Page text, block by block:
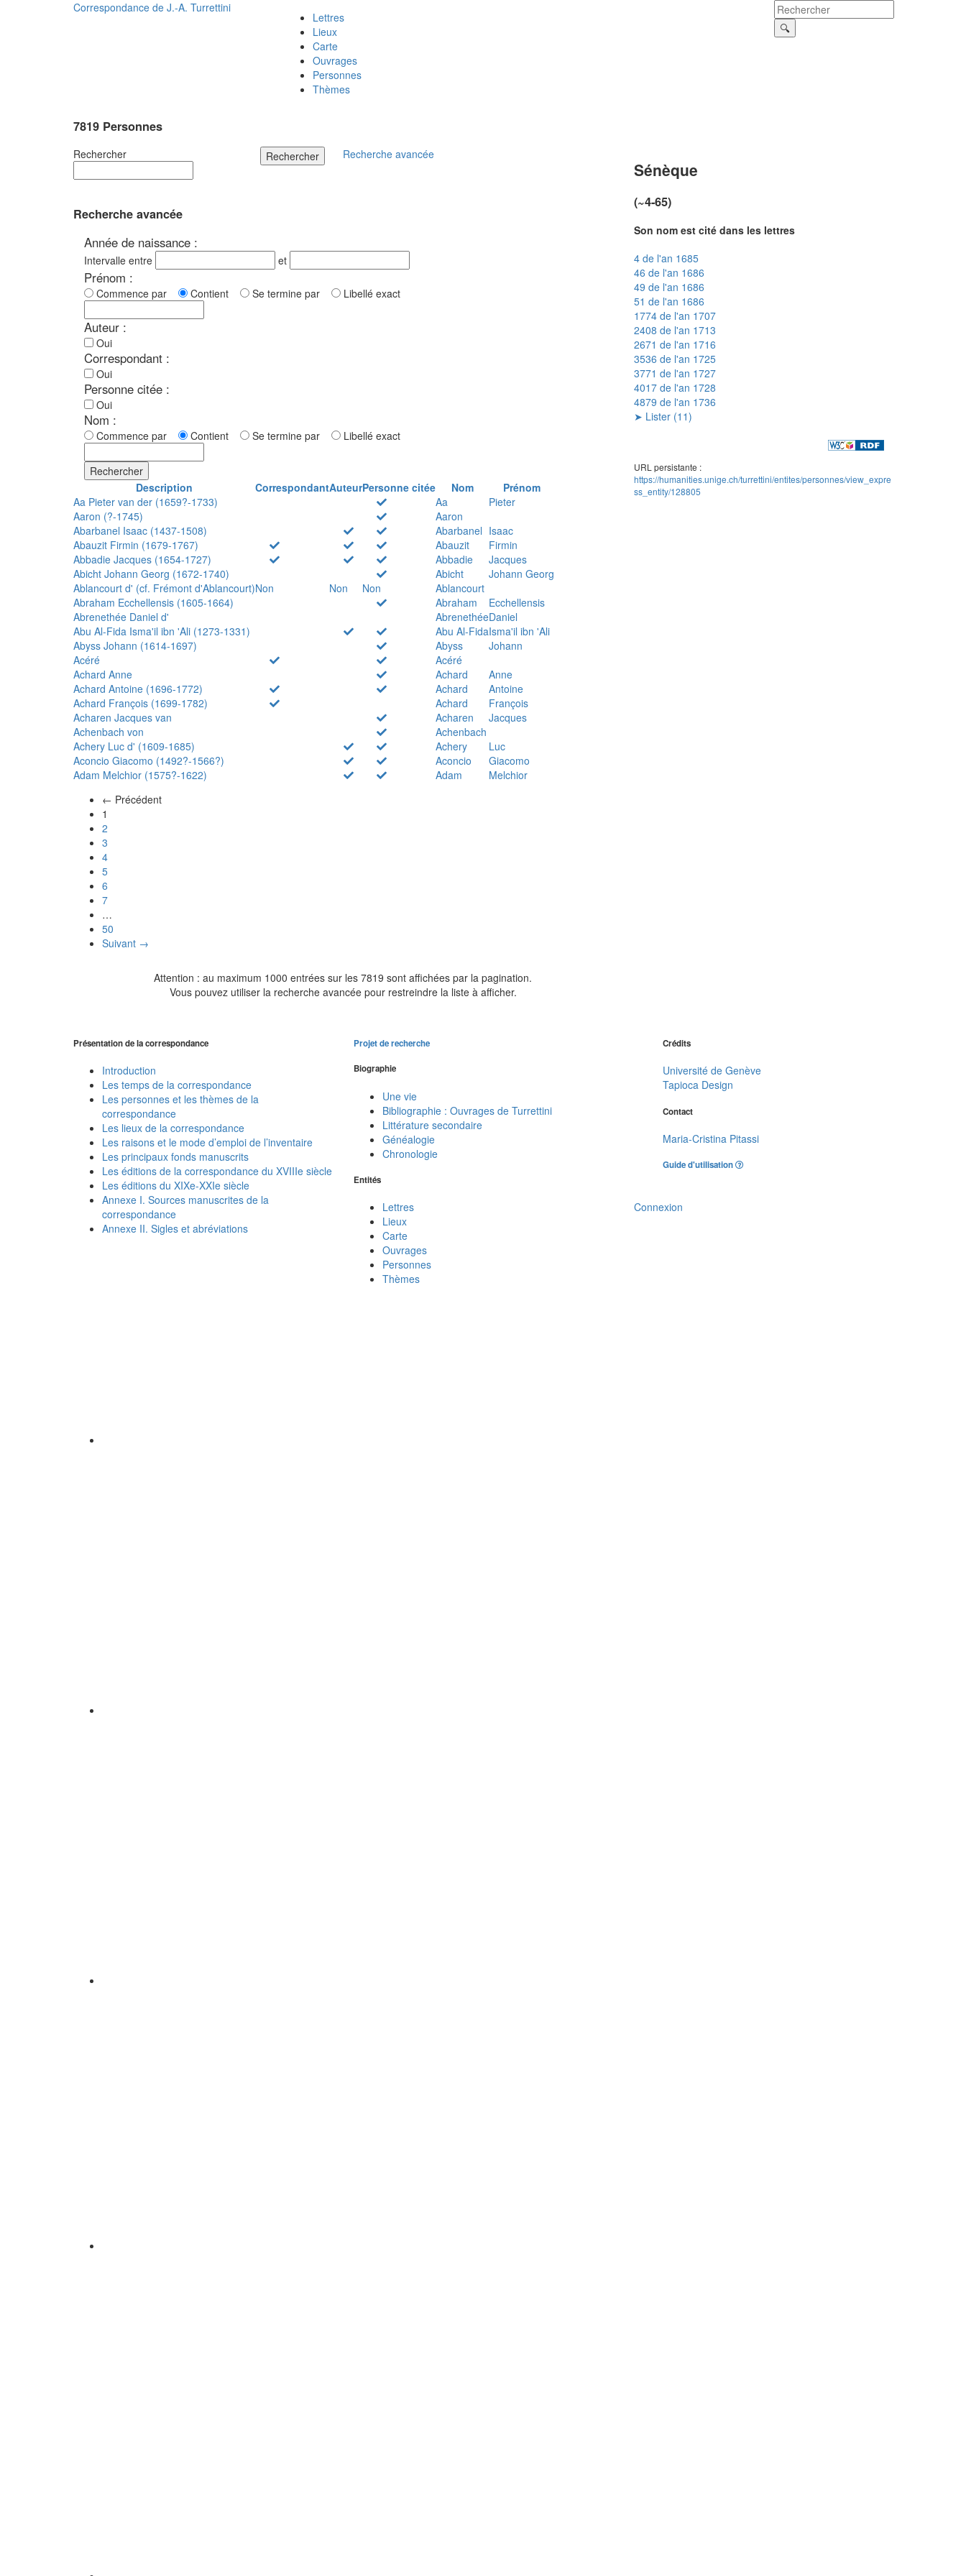
Correspondance de J.-A. Turrettini
Lettres
Lieux
Carte
Ouvrages
Personnes
Thèmes
7819 Personnes
Rechercher Rechercher Recherche avancée
Recherche avancée
Année de naissance :
Intervalle entre et
Prénom :
Commence par Contient Se termine par Libellé exact
Auteur :
Oui
Correspondant :
Oui
Personne citée :
Oui
Nom :
Commence par Contient Se termine par Libellé exact
Rechercher
Description
CorrespondantAuteurPersonne citée Nom
Prénom
Aa Pieter van der (1659?-1733)
Aa
Pieter
Aaron (?-1745)
Aaron
Abarbanel Isaac (1437-1508)
Abarbanel Isaac
Abauzit Firmin (1679-1767)
Abauzit
Firmin
Abbadie Jacques (1654-1727)
Abbadie
Jacques
Abicht Johann Georg (1672-1740)
Abicht
Johann Georg
Ablancourt d' (cf. Frémont d'Ablancourt)Non Non Non
Ablancourt
Abraham Ecchellensis (1605-1664)
Abraham
Ecchellensis
Abrenethée Daniel d'
AbrenethéeDaniel
Abu Al-Fida Isma'il ibn 'Ali (1273-1331)
Abu Al-FidaIsma'il ibn 'Ali
Abyss Johann (1614-1697)
Abyss
Johann
Acéré
Acéré
Achard Anne
Achard
Anne
Achard Antoine (1696-1772)
Achard
Antoine
Achard François (1699-1782)
Achard
François
Acharen Jacques van
Acharen
Jacques
Achenbach von
Achenbach
Achery Luc d' (1609-1685)
Achery
Luc
Aconcio Giacomo (1492?-1566?)
Aconcio
Giacomo
Adam Melchior (1575?-1622)
Adam
Melchior
← Précédent
1
2
3
4
5
6
7
…
50
Suivant →
Attention : au maximum 1000 entrées sur les 7819 sont affichées par la pagination.
Vous pouvez utiliser la recherche avancée pour restreindre la liste à afficher.
Sénèque
(~4-65)
Son nom est cité dans les lettres
4 de l'an 1685
46 de l'an 1686
49 de l'an 1686
51 de l'an 1686
1774 de l'an 1707
2408 de l'an 1713
2671 de l'an 1716
3536 de l'an 1725
3771 de l'an 1727
4017 de l'an 1728
4879 de l'an 1736
➤ Lister (11)
URL persistante :
https://humanities.unige.ch/turrettini/entites/personnes/view_expre
ss_entity/128805
Présentation de la correspondance
Introduction
Les temps de la correspondance
Les personnes et les thèmes de la
correspondance
Les lieux de la correspondance
Les raisons et le mode d’emploi de l’inventaire
Les principaux fonds manuscrits
Les éditions de la correspondance du XVIIIe siècle
Les éditions du XIXe-XXIe siècle
Annexe I. Sources manuscrites de la
correspondance
Annexe II. Sigles et abréviations
Projet de recherche
Biographie
Une vie
Bibliographie : Ouvrages de Turrettini
Littérature secondaire
Généalogie
Chronologie
Entités
Lettres
Lieux
Carte
Ouvrages
Personnes
Thèmes
Crédits
Université de Genève
Tapioca Design
Contact
Maria-Cristina Pitassi
Guide d'utilisation
Connexion